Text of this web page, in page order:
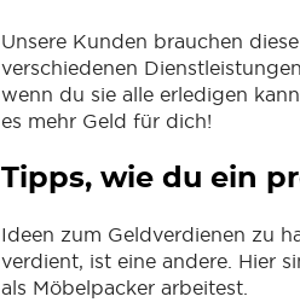
Unsere Kunden brauchen diese
verschiedenen
wenn du sie alle erledigen
es mehr Geld für dich!
Tipps, wie du ein
Ideen zum Geldverdienen zu
verdient, ist eine andere. Hier
als Möbelpacker arbeitest.